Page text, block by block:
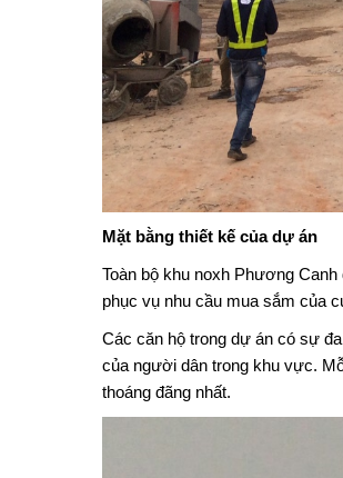
Mặt bằng thiết kế của dự án
Toàn bộ khu noxh Phương Canh
phục vụ nhu cầu mua sắm của
Các căn hộ trong dự án có sự
của người dân trong khu vực.
thoáng đãng nhất.